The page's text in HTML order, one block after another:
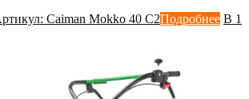
Caiman Mokko 40 C2Подробнее В 1